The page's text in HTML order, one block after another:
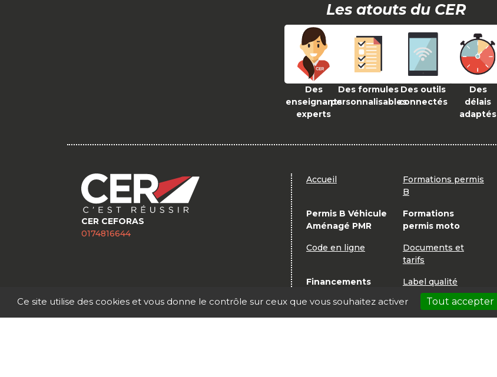
Ce site utilise des cookies et vous donne le contrôle sur ceux que vous souhaitez activer Tout accepter
Les atouts du CER
Des
enseignants
experts
Des formules
personnalisables
Des outils
connectés
Des
délais
adaptés
CER CEFORAS
0174816644
Accueil
Formations permis
B
Permis B Véhicule
Aménagé PMR
Formations
permis moto
Code en ligne
Documents et
tarifs
Financements Label qualité
Contact